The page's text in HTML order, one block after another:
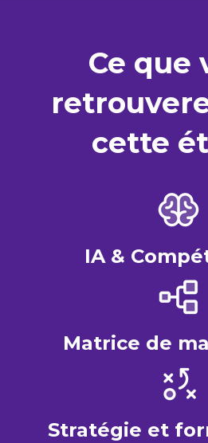
Ce que
cette
IA &
Matrice de
Stratégie et